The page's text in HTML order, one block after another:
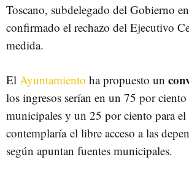
Toscano, subdelegado del Gobierno
confirmado el rechazo del Ejecutivo
medida.
El Ayuntamiento ha propuesto un
los ingresos serían en un 75 por ciento
municipales y un 25 por ciento para
contemplaría el libre acceso a las
según apuntan fuentes municipales.